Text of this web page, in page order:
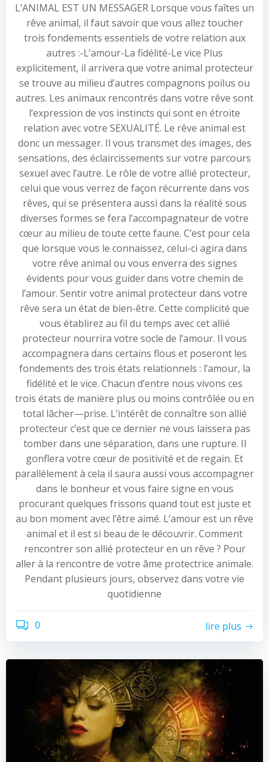
L’ANIMAL EST UN MESSAGER Lorsque vous faîtes un
rêve animal, il faut savoir que vous allez toucher
trois fondements essentiels de votre relation aux
autres :-L’amour-La fidélité-Le vice Plus
explicitement, il arrivera que votre animal protecteur
se trouve au milieu d’autres compagnons poilus ou
autres. Les animaux rencontrés dans votre rêve sont
l’expression de vos instincts qui sont en étroite
relation avec votre SEXUALITÉ. Le rêve animal est
donc un messager. Il vous transmet des images, des
sensations, des éclaircissements sur votre parcours
sexuel avec l’autre. Le rôle de votre allié protecteur,
celui que vous verrez de façon récurrente dans vos
rêves, qui se présentera aussi dans la réalité sous
diverses formes se fera l’accompagnateur de votre
cœur au milieu de toute cette faune. C’est pour cela
que lorsque vous le connaissez, celui-ci agira dans
votre rêve animal ou vous enverra des signes
évidents pour vous guider dans votre chemin de
l’amour. Sentir votre animal protecteur dans votre
rêve sera un état de bien-être. Cette complicité que
vous établirez au fil du temps avec cet allié
protecteur nourrira votre socle de l’amour. Il vous
accompagnera dans certains flous et poseront les
fondements des trois états relationnels : l’amour, la
fidélité et le vice. Chacun d’entre nous vivons ces
trois états de manière plus ou moins contrôlée ou en
total lâcher—prise. L’intérêt de connaître son allié
protecteur c’est que ce dernier ne vous laissera pas
tomber dans une séparation, dans une rupture. Il
gonflera votre cœur de positivité et de regain. Et
parallèlement à cela il saura aussi vous accompagner
dans le bonheur et vous faire signe en vous
procurant quelques frissons quand tout est juste et
au bon moment avec l’être aimé. L’amour est un rêve
animal et il est si beau de le découvrir. Comment
rencontrer son allié protecteur en un rêve ? Pour
aller à la rencontre de votre âme protectrice animale.
Pendant plusieurs jours, observez dans votre vie
quotidienne
0 lire plus